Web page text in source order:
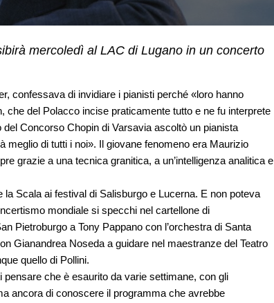
mercoledì al LAC di Lugano in un concerto
confessava di invidiare i pianisti perché «loro hanno
che del Polacco incise praticamente tutto e ne fu interprete
Concorso Chopin di Varsavia ascoltò un pianista
meglio di tutti i noi». Il giovane fenomeno era Maurizio
grazie a una tecnica granitica, a un’intelligenza analitica e
Scala ai festival di Salisburgo e Lucerna. E non poteva
mondiale si specchi nel cartellone di
Pietroburgo a Tony Pappano con l’orchestra di Santa
Gianandrea Noseda a guidare nel maestranze del Teatro
quello di Pollini.
che è esaurito da varie settimane, con gli
ancora di conoscere il programma che avrebbe